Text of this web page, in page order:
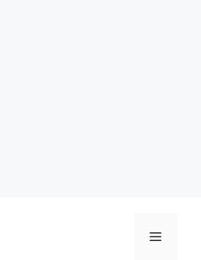
Menu